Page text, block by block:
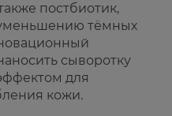
постбиотик,
тёмных
сыворотку
для
кожи.